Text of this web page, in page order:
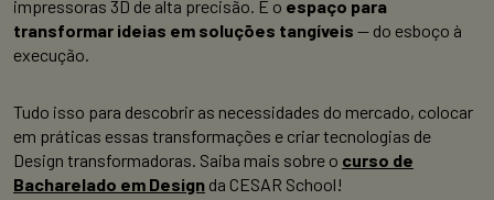
impressoras 3D de alta precisão. É o espaço para
transformar ideias em soluções tangíveis — do esboço à
execução.
Tudo isso para descobrir as necessidades do mercado, colocar
em práticas essas transformações e criar tecnologias de
Design transformadoras. Saiba mais sobre o curso de
Bacharelado em Design da CESAR School!